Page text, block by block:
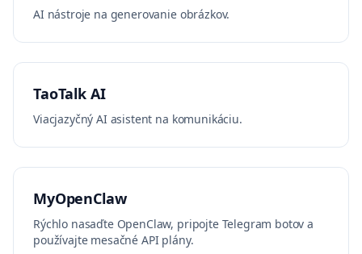
AI nástroje na generovanie obrázkov.
TaoTalk AI
Viacjazyčný AI asistent na komunikáciu.
MyOpenClaw
Rýchlo nasaďte OpenClaw, pripojte Telegram botov a
používajte mesačné API plány.